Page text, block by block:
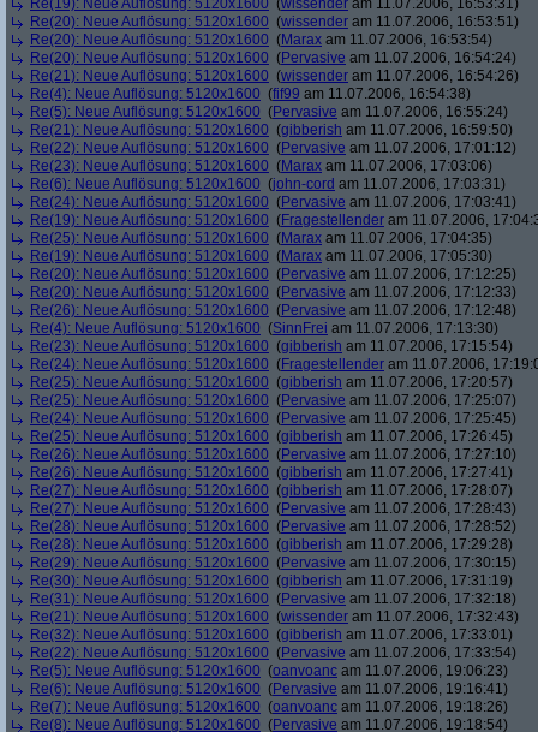
Re(19): Neue Auflösung: 5120x1600 (wissender am 11.07.2006, 16:53:31)
Re(20): Neue Auflösung: 5120x1600 (wissender am 11.07.2006, 16:53:51)
Re(20): Neue Auflösung: 5120x1600 (Marax am 11.07.2006, 16:53:54)
Re(20): Neue Auflösung: 5120x1600 (Pervasive am 11.07.2006, 16:54:24)
Re(21): Neue Auflösung: 5120x1600 (wissender am 11.07.2006, 16:54:26)
Re(4): Neue Auflösung: 5120x1600 (fif99 am 11.07.2006, 16:54:38)
Re(5): Neue Auflösung: 5120x1600 (Pervasive am 11.07.2006, 16:55:24)
Re(21): Neue Auflösung: 5120x1600 (gibberish am 11.07.2006, 16:59:50)
Re(22): Neue Auflösung: 5120x1600 (Pervasive am 11.07.2006, 17:01:12)
Re(23): Neue Auflösung: 5120x1600 (Marax am 11.07.2006, 17:03:06)
Re(6): Neue Auflösung: 5120x1600 (john-cord am 11.07.2006, 17:03:31)
Re(24): Neue Auflösung: 5120x1600 (Pervasive am 11.07.2006, 17:03:41)
Re(19): Neue Auflösung: 5120x1600 (Fragestellender am 11.07.2006,
Re(25): Neue Auflösung: 5120x1600 (Marax am 11.07.2006, 17:04:35)
Re(19): Neue Auflösung: 5120x1600 (Marax am 11.07.2006, 17:05:30)
Re(20): Neue Auflösung: 5120x1600 (Pervasive am 11.07.2006, 17:12:25)
Re(20): Neue Auflösung: 5120x1600 (Pervasive am 11.07.2006, 17:12:33)
Re(26): Neue Auflösung: 5120x1600 (Pervasive am 11.07.2006, 17:12:48)
Re(4): Neue Auflösung: 5120x1600 (SinnFrei am 11.07.2006, 17:13:30)
Re(23): Neue Auflösung: 5120x1600 (gibberish am 11.07.2006, 17:15:54)
Re(24): Neue Auflösung: 5120x1600 (Fragestellender am 11.07.2006,
Re(25): Neue Auflösung: 5120x1600 (gibberish am 11.07.2006, 17:20:57)
Re(25): Neue Auflösung: 5120x1600 (Pervasive am 11.07.2006, 17:25:07)
Re(24): Neue Auflösung: 5120x1600 (Pervasive am 11.07.2006, 17:25:45)
Re(25): Neue Auflösung: 5120x1600 (gibberish am 11.07.2006, 17:26:45)
Re(26): Neue Auflösung: 5120x1600 (Pervasive am 11.07.2006, 17:27:10)
Re(26): Neue Auflösung: 5120x1600 (gibberish am 11.07.2006, 17:27:41)
Re(27): Neue Auflösung: 5120x1600 (gibberish am 11.07.2006, 17:28:07)
Re(27): Neue Auflösung: 5120x1600 (Pervasive am 11.07.2006, 17:28:43)
Re(28): Neue Auflösung: 5120x1600 (Pervasive am 11.07.2006, 17:28:52)
Re(28): Neue Auflösung: 5120x1600 (gibberish am 11.07.2006, 17:29:28)
Re(29): Neue Auflösung: 5120x1600 (Pervasive am 11.07.2006, 17:30:15)
Re(30): Neue Auflösung: 5120x1600 (gibberish am 11.07.2006, 17:31:19)
Re(31): Neue Auflösung: 5120x1600 (Pervasive am 11.07.2006, 17:32:18)
Re(21): Neue Auflösung: 5120x1600 (wissender am 11.07.2006, 17:32:43)
Re(32): Neue Auflösung: 5120x1600 (gibberish am 11.07.2006, 17:33:01)
Re(22): Neue Auflösung: 5120x1600 (Pervasive am 11.07.2006, 17:33:54)
Re(5): Neue Auflösung: 5120x1600 (oanvoanc am 11.07.2006, 19:06:23)
Re(6): Neue Auflösung: 5120x1600 (Pervasive am 11.07.2006, 19:16:41)
Re(7): Neue Auflösung: 5120x1600 (oanvoanc am 11.07.2006, 19:18:26)
Re(8): Neue Auflösung: 5120x1600 (Pervasive am 11.07.2006, 19:18:54)